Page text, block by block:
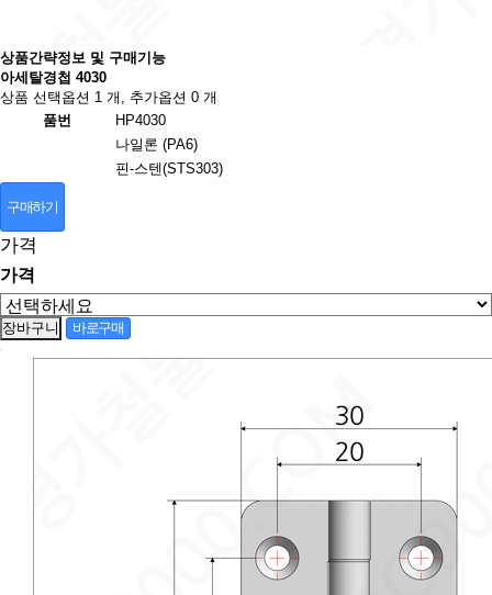
상품간략정보 및 구매기능
아세탈경첩 4030
상품 선택옵션 1 개, 추가옵션 0 개
품번
HP4030
나일론 (PA6)
핀-스텐(STS303)
구매하기
가격
가격